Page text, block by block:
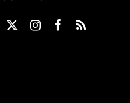
X
Instagram
Facebook
RSS